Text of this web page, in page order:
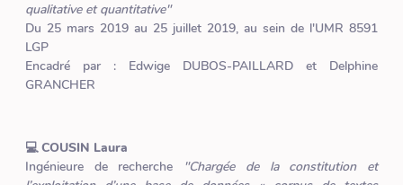
qualitative et quantitative"
Du 25 mars 2019 au 25 juillet 2019, au sein de l'UMR 8591
LGP
Encadré par : Edwige DUBOS-PAILLARD et Delphine
GRANCHER
💻 COUSIN Laura
Ingénieure de recherche "Chargée de la constitution et